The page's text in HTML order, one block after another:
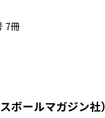
7冊
ボールマガジン社）